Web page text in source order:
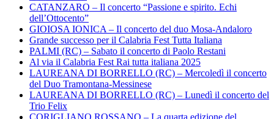
CATANZARO – Il concerto “Passione e spirito. Echi
dell’Ottocento”
GIOIOSA IONICA – Il concerto del duo Mosa-Andaloro
Grande successo per il Calabria Fest Tutta Italiana
PALMI (RC) – Sabato il concerto di Paolo Restani
Al via il Calabria Fest Rai tutta italiana 2025
LAUREANA DI BORRELLO (RC) – Mercoledì il concerto
del Duo Tramontana-Messinese
LAUREANA DI BORRELLO (RC) – Lunedì il concerto del
Trio Felix
CORIGLIANO ROSSANO – La quarta edizione del